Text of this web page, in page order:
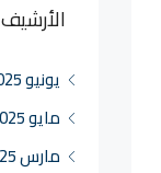
الأرشيف
يونيو 2025
مايو 2025
مارس 2025